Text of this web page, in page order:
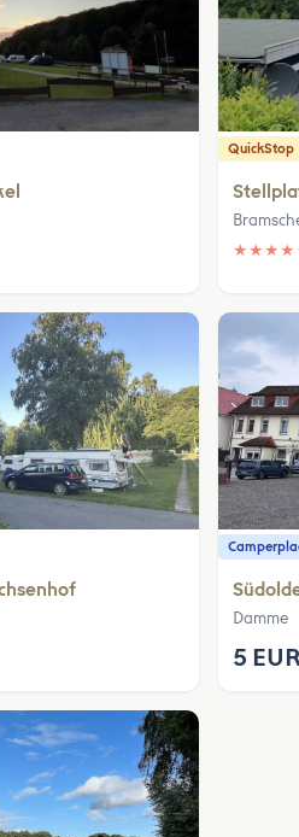
QuickStop
★ ★ ★ ★
Damme
5